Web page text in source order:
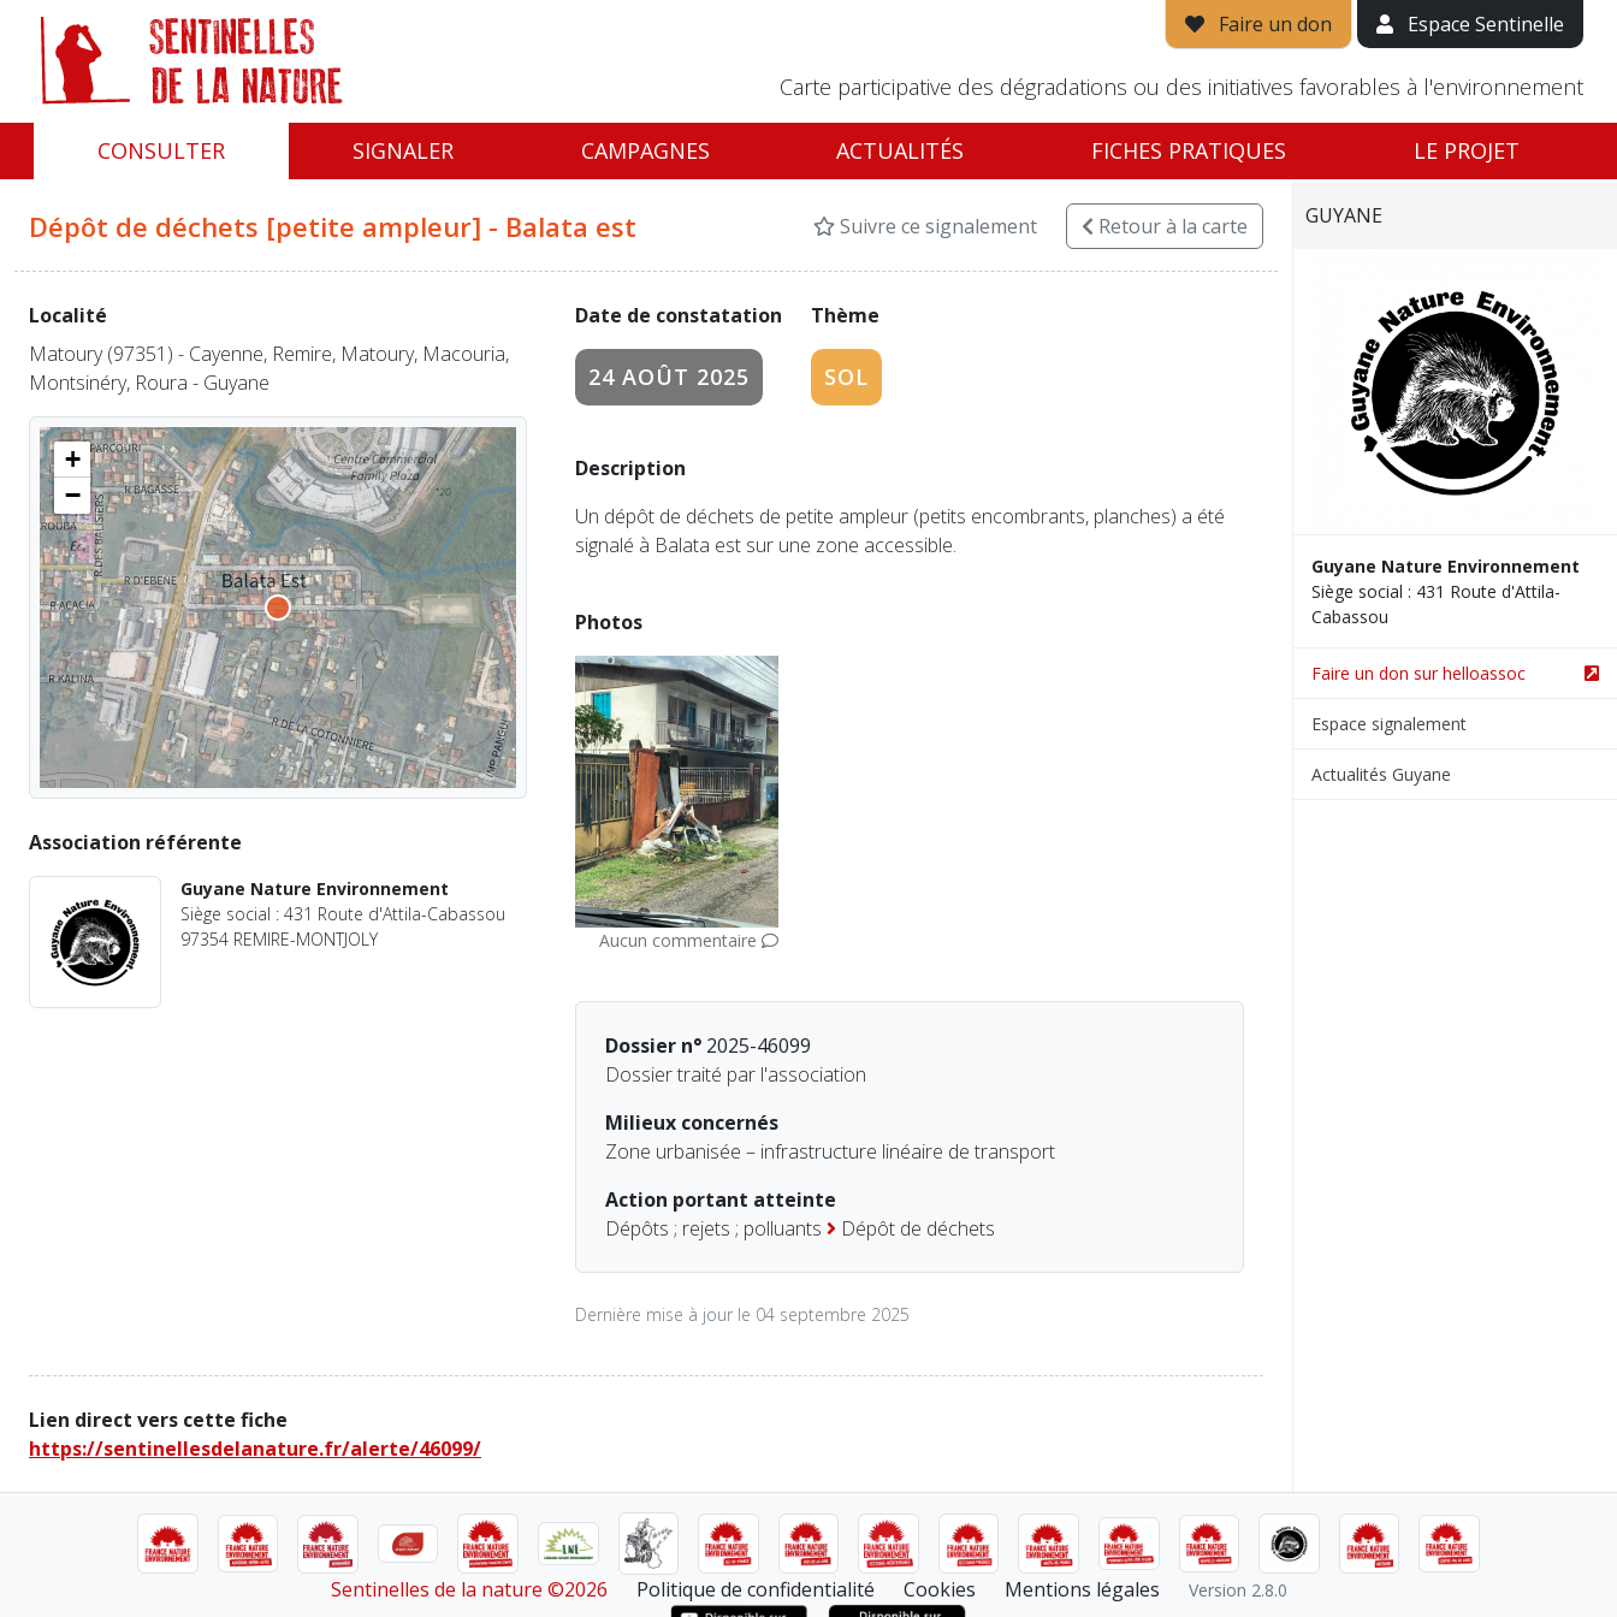
Faire un don Espace Sentinelle
Carte participative des dégradations ou des initiatives favorables à l'environnement
CONSULTER SIGNALER CAMPAGNES ACTUALITÉS FICHES PRATIQUES LE PROJET
Dépôt de déchets [petite ampleur] - Balata est Suivre ce signalement Retourà la carte
Date de constatation
24 AOÛT 2025
Thème
SOL
Description
Un dépôt de déchets de petite ampleur (petits encombrants, planches) a été
signalé à Balata est sur une zone accessible.
Photos
Aucun commentaire
Dossier n°2025-46099
Dossier traité par l'association
Milieux concernés
Zone urbanisée – infrastructure linéaire de transport
Action portant atteinte
Dépôts ; rejets ; polluants
Dépôt de déchets
Dernière mise à jour le 04 septembre 2025
Localité
Matoury (97351) - Cayenne, Remire, Matoury, Macouria,
Montsinéry, Roura - Guyane
+
−
Association référente
Guyane Nature Environnement
Siège social : 431 Route d'Attila-Cabassou
97354 REMIRE-MONTJOLY
Lien direct vers cette fiche
https://sentinellesdelanature.fr/alerte/46099/
GUYANE
Guyane Nature Environnement
Siège social : 431 Route d'Attila-
Cabassou
Faire un don sur helloassoc
Espace signalement
Actualités Guyane
Sentinelles de la nature ©2026 Politique de confidentialité Cookies Mentions légales Version 2.8.0
Panneau de gestion des cookies